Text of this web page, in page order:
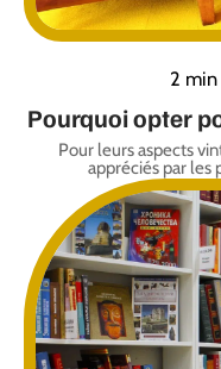
2 min
Pourquoi opter
Pour leurs aspects
appréciés par les